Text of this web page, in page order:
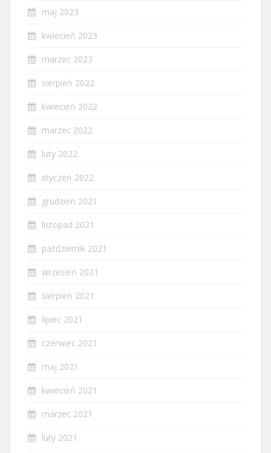
maj 2023
kwiecień 2023
marzec 2023
sierpień 2022
kwiecień 2022
marzec 2022
luty 2022
styczeń 2022
grudzień 2021
listopad 2021
październik 2021
wrzesień 2021
sierpień 2021
lipiec 2021
czerwiec 2021
maj 2021
kwiecień 2021
marzec 2021
luty 2021